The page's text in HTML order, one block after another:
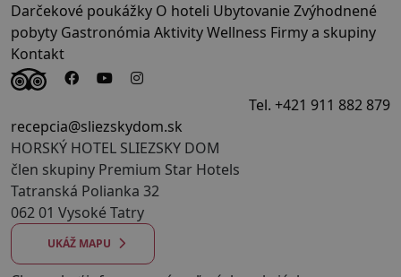
Darčekové poukážky O hoteli UbytovanieZvýhodnené
pobyty Gastronómia AktivityWellness Firmy a skupiny
Kontakt
Tel. +421 911 882 879
recepcia@sliezskydom.sk
HORSKÝ HOTEL SLIEZSKY DOM
člen skupiny Premium Star Hotels
Tatranská Polianka 32
062 01 Vysoké Tatry
UKÁŽ MAPU